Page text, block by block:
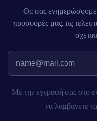
Θα σας ενημερώσουμε
προσφορές μας, τις
Με την εγγραφή σας στο
να λαμβάνετε